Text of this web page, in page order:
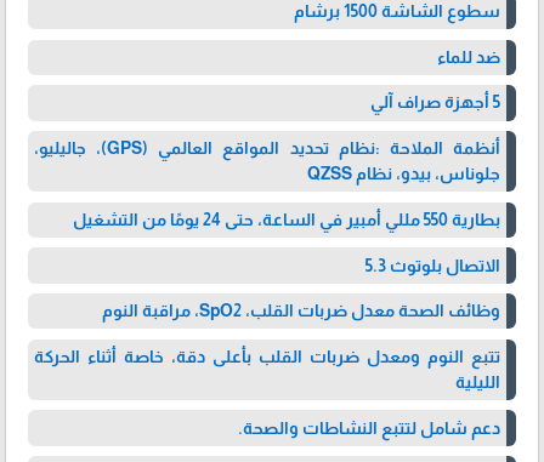
سطوع الشاشة 1500 برشام
ضد للماء
5 أجهزة صراف آلي
أنظمة الملاحة :نظام تحديد المواقع العالمي (GPS)، جاليليو،
جلوناس، بيدو، نظام QZSS
بطارية 550 مللي أمبير في الساعة، حتى 24 يومًا من التشغيل
الاتصال بلوتوث 5.3
وظائف الصحة معدل ضربات القلب، SpO2، مراقبة النوم
تتبع النوم ومعدل ضربات القلب بأعلى دقة، خاصة أثناء الحركة
الليلية
دعم شامل لتتبع النشاطات والصحة.